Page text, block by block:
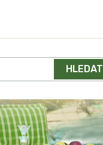
HLEDAT